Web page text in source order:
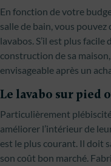
En fonction de votre
salle de bain, vous
lavabos. S’il est plus
construction de sa
envisageable après un
Le lavabo sur pied
Particulièrement
améliorer l’intérieur de
est le plus courant. Il doit
son coût bon marché.